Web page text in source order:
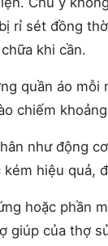
rỉ sét đồng
khi cần.
quần áo
chiếm
như động
hiệu quả,
hoặc phần
giúp của thợ